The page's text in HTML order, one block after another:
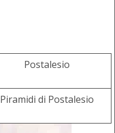
Postalesio
Piramidi di Postalesio